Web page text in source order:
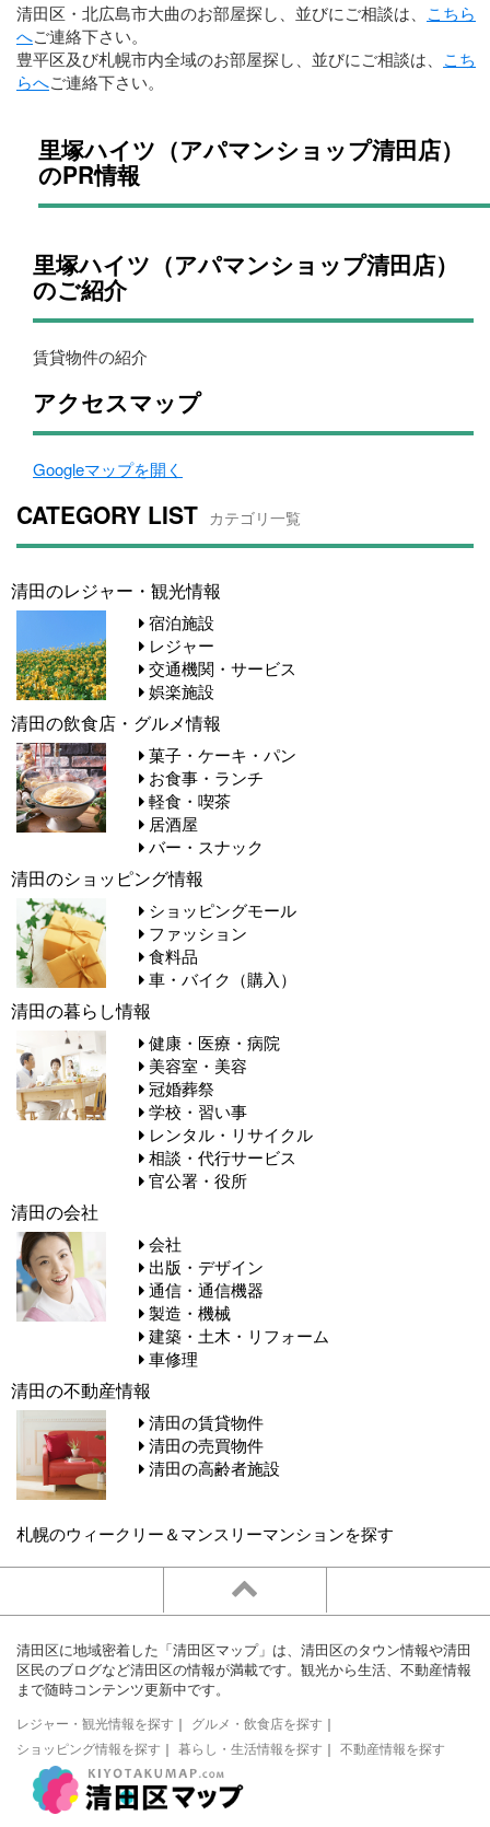
清田区・北広島市大曲のお部屋探し、並びにご相談は、 こちら
へご連絡下さい。
豊平区及び札幌市内全域のお部屋探し、並びにご相談は、 こち
らへご連絡下さい。
里塚ハイツ（アパマンショップ清田店）
のPR情報
里塚ハイツ（アパマンショップ清田店）
のご紹介
賃貸物件の紹介
アクセスマップ
Googleマップを開く
CATEGORY LIST カテゴリ一覧
清田のレジャー・観光情報
宿泊施設
レジャー
交通機関・サービス
娯楽施設
清田の飲食店・グルメ情報
菓子・ケーキ・パン
お食事・ランチ
軽食・喫茶
居酒屋
バー・スナック
清田のショッピング情報
ショッピングモール
ファッション
食料品
車・バイク（購入）
清田の暮らし情報
健康・医療・病院
美容室・美容
冠婚葬祭
学校・習い事
レンタル・リサイクル
相談・代行サービス
官公署・役所
清田の会社
会社
出版・デザイン
通信・通信機器
製造・機械
建築・土木・リフォーム
車修理
清田の不動産情報
清田の賃貸物件
清田の売買物件
清田の高齢者施設
札幌のウィークリー＆マンスリーマンションを探す
清田区に地域密着した「清田区マップ」は、清田区のタウン情報や清田
区民のブログなど清田区の情報が満載です。観光から生活、不動産情報
まで随時コンテンツ更新中です。
レジャー・観光情報を探す ｜ グルメ・飲食店を探す ｜
ショッピング情報を探す ｜ 暮らし・生活情報を探す ｜ 不動産情報を探す